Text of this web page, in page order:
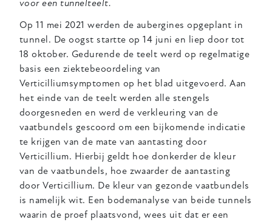
voor een tunnelteelt.
Op 11 mei 2021 werden de aubergines opgeplant in
tunnel. De oogst startte op 14 juni en liep door tot
18 oktober. Gedurende de teelt werd op regelmatige
basis een ziektebeoordeling van
Verticilliumsymptomen op het blad uitgevoerd. Aan
het einde van de teelt werden alle stengels
doorgesneden en werd de verkleuring van de
vaatbundels gescoord om een bijkomende indicatie
te krijgen van de mate van aantasting door
Verticillium. Hierbij geldt hoe donkerder de kleur
van de vaatbundels, hoe zwaarder de aantasting
door Verticillium. De kleur van gezonde vaatbundels
is namelijk wit. Een bodemanalyse van beide tunnels
waarin de proef plaatsvond, wees uit dat er een